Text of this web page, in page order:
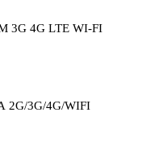
4G LTE WI-FI
3G/4G/WIFI